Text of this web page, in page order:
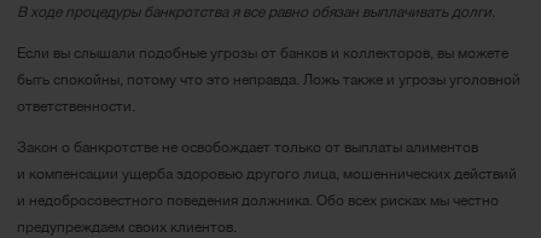
В ходе процедуры банкротства я все равно обязан выплачивать долги.
Если вы слышали подобные угрозы от банков и коллекторов, вы можете
быть спокойны, потому что это неправда. Ложь также и угрозы уголовной
ответственности.
Закон о банкротстве не освобождает только от выплаты алиментов
и компенсации ущерба здоровью другого лица, мошеннических действий
и недобросовестного поведения должника. Обо всех рисках мы честно
предупреждаем своих клиентов.